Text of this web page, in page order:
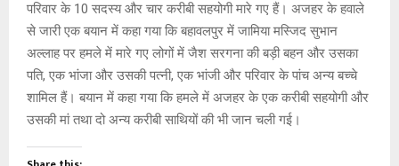
परिवार के 10 सदस्य और चार करीबी सहयोगी मारे गए हैं। अजहर के हवाले
से जारी एक बयान में कहा गया कि बहावलपुर में जामिया मस्जिद सुभान
अल्लाह पर हमले में मारे गए लोगों में जैश सरगना की बड़ी बहन और उसका
पति, एक भांजा और उसकी पत्नी, एक भांजी और परिवार के पांच अन्य बच्चे
शामिल हैं। बयान में कहा गया कि हमले में अजहर के एक करीबी सहयोगी और
उसकी मां तथा दो अन्य करीबी साथियों की भी जान चली गई।